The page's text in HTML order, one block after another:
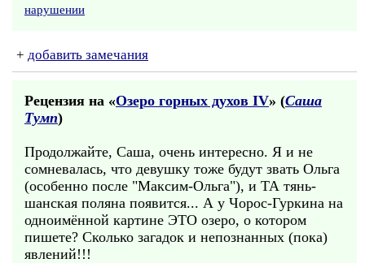
нарушении
+ добавить замечания
Рецензия на «Озеро горных духов IV» (Саша
Тумп)
Продолжайте, Саша, очень интересно. Я и не
сомневалась, что девушку тоже будут звать Ольга
(особенно после "Максим-Ольга"), и ТА тянь-
шанская поляна появится... А у Чорос-Гуркина на
одноимённой картине ЭТО озеро, о котором
пишете? Сколько загадок и непознанных (пока)
явлений!!!